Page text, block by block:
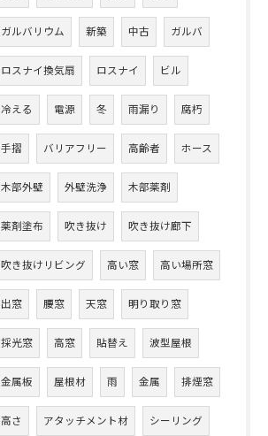
ガルバリウム 新築 中古 ガルバ
ロスナイ換気扇 ロスナイ ビル
冷える 電源 冬 雨漏り 腐朽
手摺 バリアフリー 高齢者 ホース
木部外壁 外壁洗浄 木部薬剤
薬剤塗布 吹き抜け 吹き抜け廊下
吹き抜けリビング 高い窓 高い場所窓
出窓 腰窓 天窓 明り取り窓
採光窓 高窓 貼替え 波型屋根
金属板 屋根材 雨 金属 排煙窓
高さ アタッチメント材 シーリング